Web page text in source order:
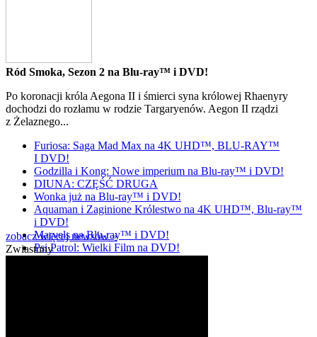
Ród Smoka, Sezon 2 na Blu-ray™ i DVD!
Po koronacji króla Aegona II i śmierci syna królowej Rhaenyry
dochodzi do rozłamu w rodzie Targaryenów. Aegon II rządzi
z Żelaznego...
Furiosa: Saga Mad Max na 4K UHD™, BLU-RAY™
I DVD!
Godzilla i Kong: Nowe imperium na Blu-ray™ i DVD!
DIUNA: CZĘŚĆ DRUGA
Wonka już na Blu-ray™ i DVD!
Aquaman i Zaginione Królestwo na 4K UHD™, Blu-ray™
i DVD!
Marvels na Blu-ray™ i DVD!
Psi Patrol: Wielki Film na DVD!
zobacz więcej newsów »
Zwiastuny